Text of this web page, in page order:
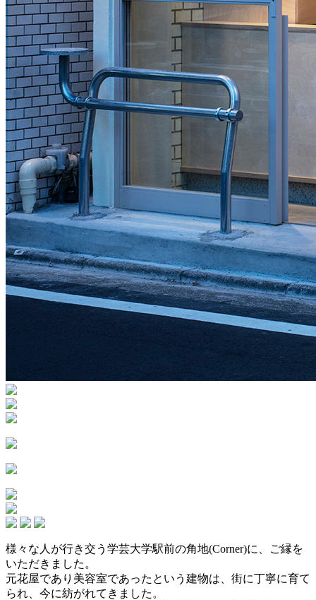
様々な人が行き交う学芸大学駅前の角地(Corner)に、ご縁を
いただきました。
元花屋であり美容室であったという建物は、街に丁寧に育て
られ、今に紡がれてきました。